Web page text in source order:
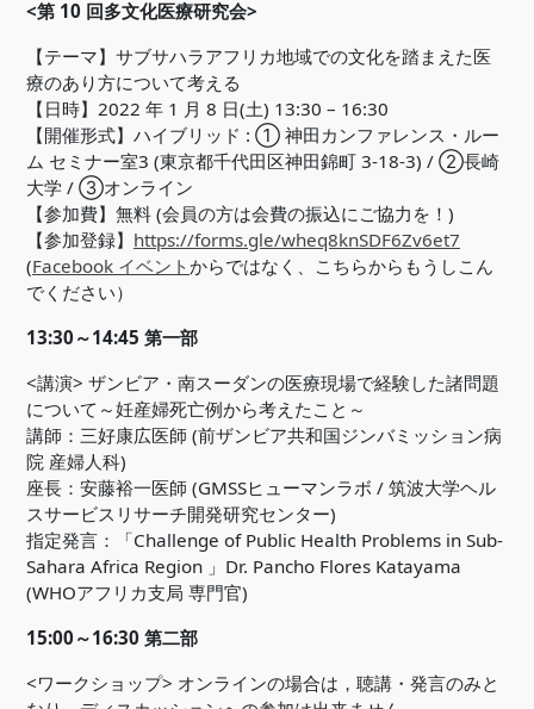
<第 10 回多文化医療研究会>
【テーマ】サブサハラアフリカ地域での文化を踏まえた医
療のあり方について考える
【日時】2022 年 1 月 8 日(土) 13:30 – 16:30
【開催形式】ハイブリッド : ① 神田カンファレンス・ルー
ム セミナー室3 (東京都千代田区神田錦町 3-18-3) / ②長崎
大学 / ③オンライン
【参加費】無料 (会員の方は会費の振込にご協力を！)
【参加登録】 https://forms.gle/wheq8knSDF6Zv6et7
(Facebook イベントからではなく、こちらからもうしこん
でください）
13:30～14:45 第一部
<講演> ザンビア・南スーダンの医療現場で経験した諸問題
について～妊産婦死亡例から考えたこと～
講師：三好康広医師 (前ザンビア共和国ジンバミッション病
院 産婦人科)
座長：安藤裕一医師 (GMSSヒューマンラボ / 筑波大学ヘル
スサービスリサーチ開発研究センター)
指定発言：「Challenge of Public Health Problems in Sub-
Sahara Africa Region 」Dr. Pancho Flores Katayama
(WHOアフリカ支局 専門官)
15:00～16:30 第二部
<ワークショップ> オンラインの場合は，聴講・発言のみと